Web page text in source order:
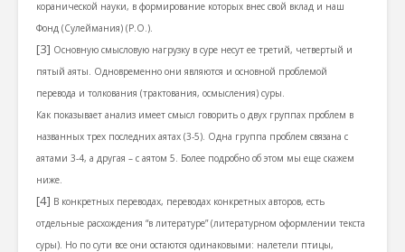
коранической науки, в формирование которых внес свой вклад и наш
Фонд (Сулеймания) (Р.О.).
[3] Основную смысловую нагрузку в суре несут ее третий, четвертый и
пятый аяты. Одновременно они являются и основной проблемой
перевода и толкования (трактования, осмысления) суры.
Как показывает анализ имеет смысл говорить о двух группах проблем в
названных трех последних аятах (3-5). Одна группа проблем связана с
аятами 3-4, а другая – с аятом 5. Более подробно об этом мы еще скажем
ниже.
[4] В конкретных переводах, переводах конкретных авторов, есть
отдельные расхождения “в литературе” (литературном оформлении текста
суры). Но по сути все они остаются одинаковыми: налетели птицы,